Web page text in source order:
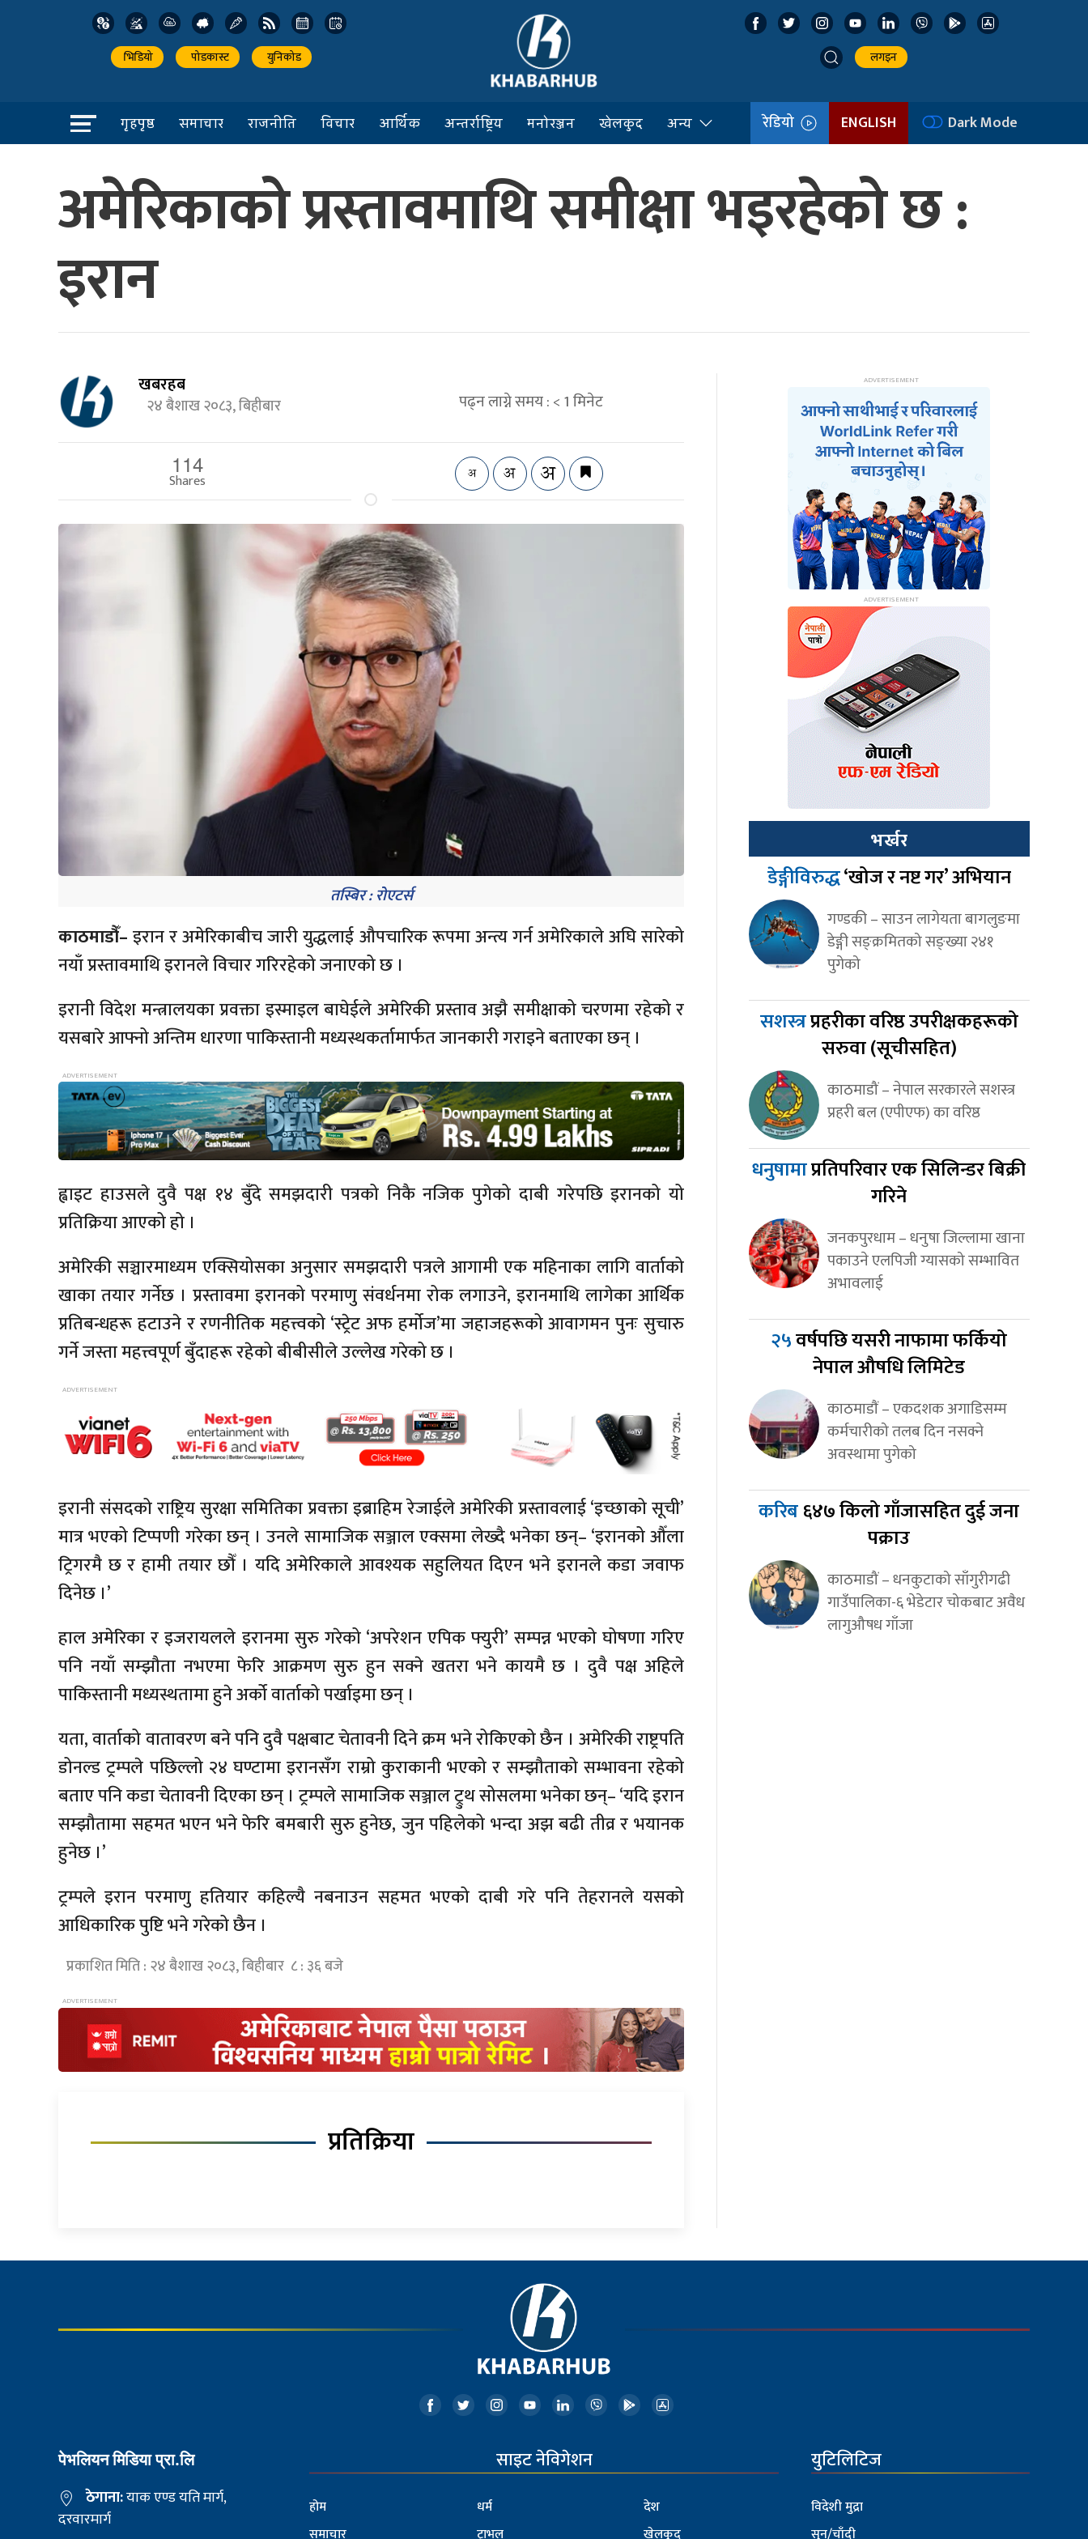
भिडियो पोडकास्ट युनिकोड लगइन
गृहपृष्ठ समाचार राजनीति विचार आर्थिक अन्तर्राष्ट्रिय मनोरञ्जन खेलकुद अन्य रेडियो ENGLISH Dark Mode
अमेरिकाको प्रस्तावमाथि समीक्षा भइरहेको छ :
इरान
खबरहब
२४ बैशाख २०८३, बिहीबार पढ्न लाग्ने समय :< 1मिनेट
114
Shares
तस्बिर : रोएटर्स
काठमाडौँ–इरान र अमेरिकाबीच जारी युद्धलाई औपचारिक रूपमा अन्त्य गर्न अमेरिकाले अघि सारेको
नयाँ प्रस्तावमाथि इरानले विचार गरिरहेको जनाएको छ ।
इरानी विदेश मन्त्रालयका प्रवक्ता इस्माइल बाघेईले अमेरिकी प्रस्ताव अझै समीक्षाको चरणमा रहेको र
यसबारे आफ्नो अन्तिम धारणा पाकिस्तानी मध्यस्थकर्तामार्फत जानकारी गराइने बताएका छन् ।
ह्वाइट हाउसले दुवै पक्ष १४ बुँदे समझदारी पत्रको निकै नजिक पुगेको दाबी गरेपछि इरानको यो
प्रतिक्रिया आएको हो ।
अमेरिकी सञ्चारमाध्यम एक्सियोसका अनुसार समझदारी पत्रले आगामी एक महिनाका लागि वार्ताको
खाका तयार गर्नेछ । प्रस्तावमा इरानको परमाणु संवर्धनमा रोक लगाउने, इरानमाथि लागेका आर्थिक
प्रतिबन्धहरू हटाउने र रणनीतिक महत्त्वको ‘स्ट्रेट अफ हर्मोज’मा जहाजहरूको आवागमन पुनः सुचारु
गर्ने जस्ता महत्त्वपूर्ण बुँदाहरू रहेको बीबीसीले उल्लेख गरेको छ ।
इरानी संसदको राष्ट्रिय सुरक्षा समितिका प्रवक्ता इब्राहिम रेजाईले अमेरिकी प्रस्तावलाई ‘इच्छाको सूची’
मात्र भएको टिप्पणी गरेका छन् । उनले सामाजिक सञ्जाल एक्समा लेख्दै भनेका छन्– ‘इरानको औँला
ट्रिगरमै छ र हामी तयार छौँ । यदि अमेरिकाले आवश्यक सहुलियत दिएन भने इरानले कडा जवाफ
दिनेछ ।’
हाल अमेरिका र इजरायलले इरानमा सुरु गरेको ‘अपरेशन एपिक फ्युरी’ सम्पन्न भएको घोषणा गरिए
पनि नयाँ सम्झौता नभएमा फेरि आक्रमण सुरु हुन सक्ने खतरा भने कायमै छ । दुवै पक्ष अहिले
पाकिस्तानी मध्यस्थतामा हुने अर्को वार्ताको पर्खाइमा छन् ।
यता, वार्ताको वातावरण बने पनि दुवै पक्षबाट चेतावनी दिने क्रम भने रोकिएको छैन । अमेरिकी राष्ट्रपति
डोनल्ड ट्रम्पले पछिल्लो २४ घण्टामा इरानसँग राम्रो कुराकानी भएको र सम्झौताको सम्भावना रहेको
बताए पनि कडा चेतावनी दिएका छन् । ट्रम्पले सामाजिक सञ्जाल ट्रुथ सोसलमा भनेका छन्– ‘यदि इरान
सम्झौतामा सहमत भएन भने फेरि बमबारी सुरु हुनेछ, जुन पहिलेको भन्दा अझ बढी तीव्र र भयानक
हुनेछ ।’
ट्रम्पले इरान परमाणु हतियार कहिल्यै नबनाउन सहमत भएको दाबी गरे पनि तेहरानले यसको
आधिकारिक पुष्टि भने गरेको छैन ।
प्रकाशित मिति : २४ बैशाख २०८३, बिहीबार ८ : ३६ बजे
प्रतिक्रिया
भर्खर
डेङ्गीविरुद्ध‘खोज र नष्ट गर’ अभियान
गण्डकी – साउन लागेयता बागलुङमा
डेङ्गी सङ्क्रमितको सङ्ख्या २४१
पुगेको
सशस्त्रप्रहरीका वरिष्ठ उपरीक्षकहरूको
सरुवा (सूचीसहित)
काठमाडौं – नेपाल सरकारले सशस्त्र
प्रहरी बल (एपीएफ) का वरिष्ठ
धनुषामाप्रतिपरिवार एक सिलिन्डर बिक्री
गरिने
जनकपुरधाम – धनुषा जिल्लामा खाना
पकाउने एलपिजी ग्यासको सम्भावित
अभावलाई
२५वर्षपछि यसरी नाफामा फर्कियो
नेपाल औषधि लिमिटेड
काठमाडाैं – एकदशक अगाडिसम्म
कर्मचारीको तलब दिन नसक्ने
अवस्थामा पुगेको
करिब६४७ किलो गाँजासहित दुई जना
पक्राउ
काठमाडौं – धनकुटाको साँगुरीगढी
गाउँपालिका-६ भेडेटार चोकबाट अवैध
लागुऔषध गाँजा
पेभलियन मिडिया प्रा.लि
ठेगाना:याक एण्ड यति मार्ग,
दरवारमार्ग
साइट नेविगेशन
होम
धर्म
देश
युटिलिटिज
विदेशी मुद्रा